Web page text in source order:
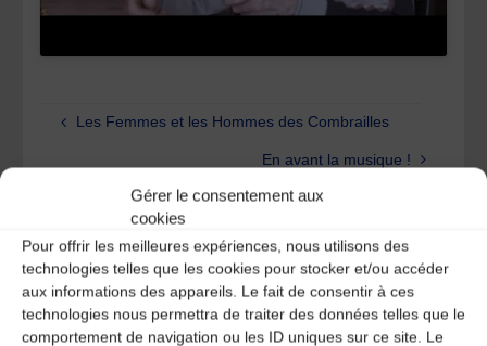
Gérer le consentement aux
cookies
Pour offrir les meilleures expériences, nous utilisons des
technologies telles que les cookies pour stocker et/ou accéder
aux informations des appareils. Le fait de consentir à ces
technologies nous permettra de traiter des données telles que le
comportement de navigation ou les ID uniques sur ce site. Le
Les Femmes et les Hommes des Combrailles
En avant la musique !
Laisser un
commentaire
Votre adresse e-mail ne sera pas publiée. Les champs